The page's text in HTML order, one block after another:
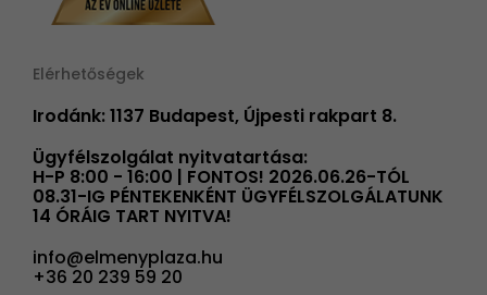
Elérhetőségek
Irodánk: 1137 Budapest, Újpesti rakpart 8.
Ügyfélszolgálat nyitvatartása:
H-P 8:00 - 16:00 | FONTOS! 2026.06.26-TÓL
08.31-IG PÉNTEKENKÉNT ÜGYFÉLSZOLGÁLATUNK
14 ÓRÁIG TART NYITVA!
info@elmenyplaza.hu
+36 20 239 59 20